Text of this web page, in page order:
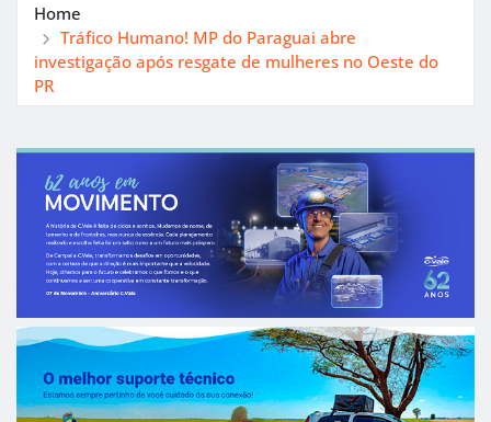
Home
Tráfico Humano! MP do Paraguai abre
investigação após resgate de mulheres no Oeste do
PR